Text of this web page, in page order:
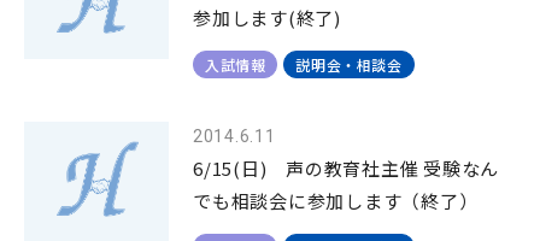
参加します(終了)
入試情報 説明会・相談会
2014.6.11
6/15(日) 声の教育社主催 受験なん
でも相談会に参加します（終了）